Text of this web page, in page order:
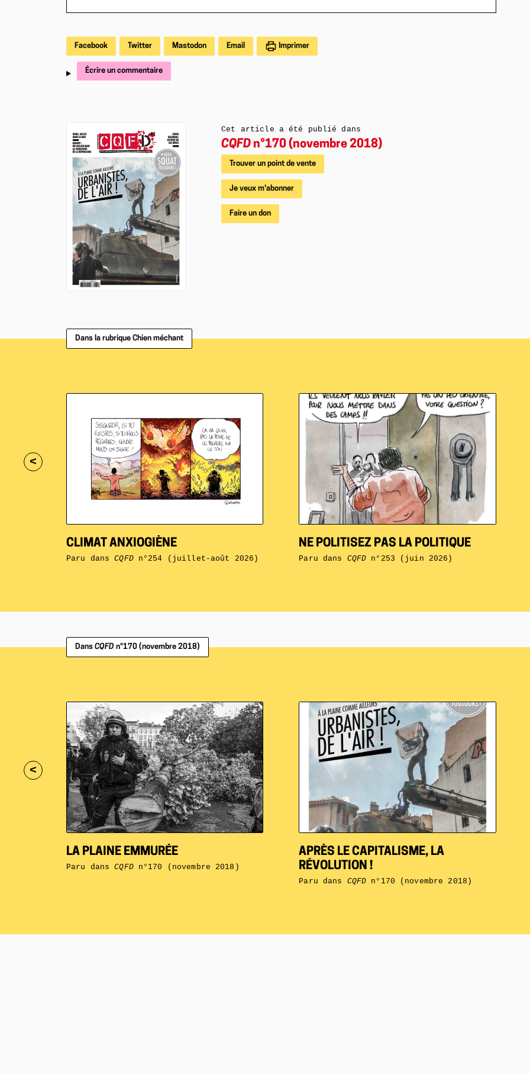
Facebook Twitter Mastodon Email Imprimer
Écrire un commentaire
Cet article a été publié dans
CQFD n°170 (novembre 2018)
Trouver un point de vente
Je veux m'abonner
Faire un don
<
Dans la rubrique Chien méchant
CLIMAT ANXIOGIÈNE
Paru dansCQFDn°254 (juillet-août 2026)
NE POLITISEZ PAS LA POLITIQUE
Paru dans CQFD n°253 (juin 2026)
<
Dans CQFD n°170 (novembre 2018)
LA PLAINE EMMURÉE
Paru dansCQFDn°170 (novembre 2018)
APRÈS LE CAPITALISME, LA
RÉVOLUTION !
Paru dans CQFD n°170 (novembre 2018)